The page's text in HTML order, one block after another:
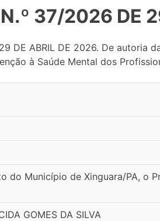
N.º 37/2026 DE
DE ABRIL DE 2026. De
à Saúde Mental dos
do Município de Xinguara/PA, o
GOMES DA SILVA